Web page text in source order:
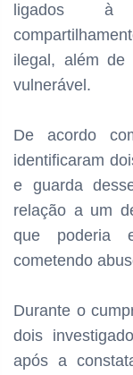
ligados à
ilegal, além
vulnerável.
De acordo
identificaram
e guarda
relação a um
que poderia
cometendo
Durante o
dois
após a